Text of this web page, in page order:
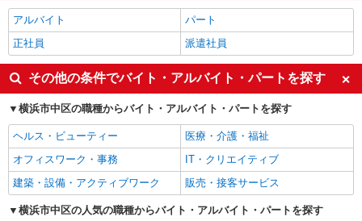
アルバイト
パート
正社員
派遣社員
その他の条件でバイト・アルバイト・パートを探す
横浜市中区の職種からバイト・アルバイト・パートを探す
ヘルス・ビューティー
医療・介護・福祉
オフィスワーク・事務
IT・クリエイティブ
建築・設備・アクティブワーク
販売・接客サービス
横浜市中区の人気の職種からバイト・アルバイト・パートを探す